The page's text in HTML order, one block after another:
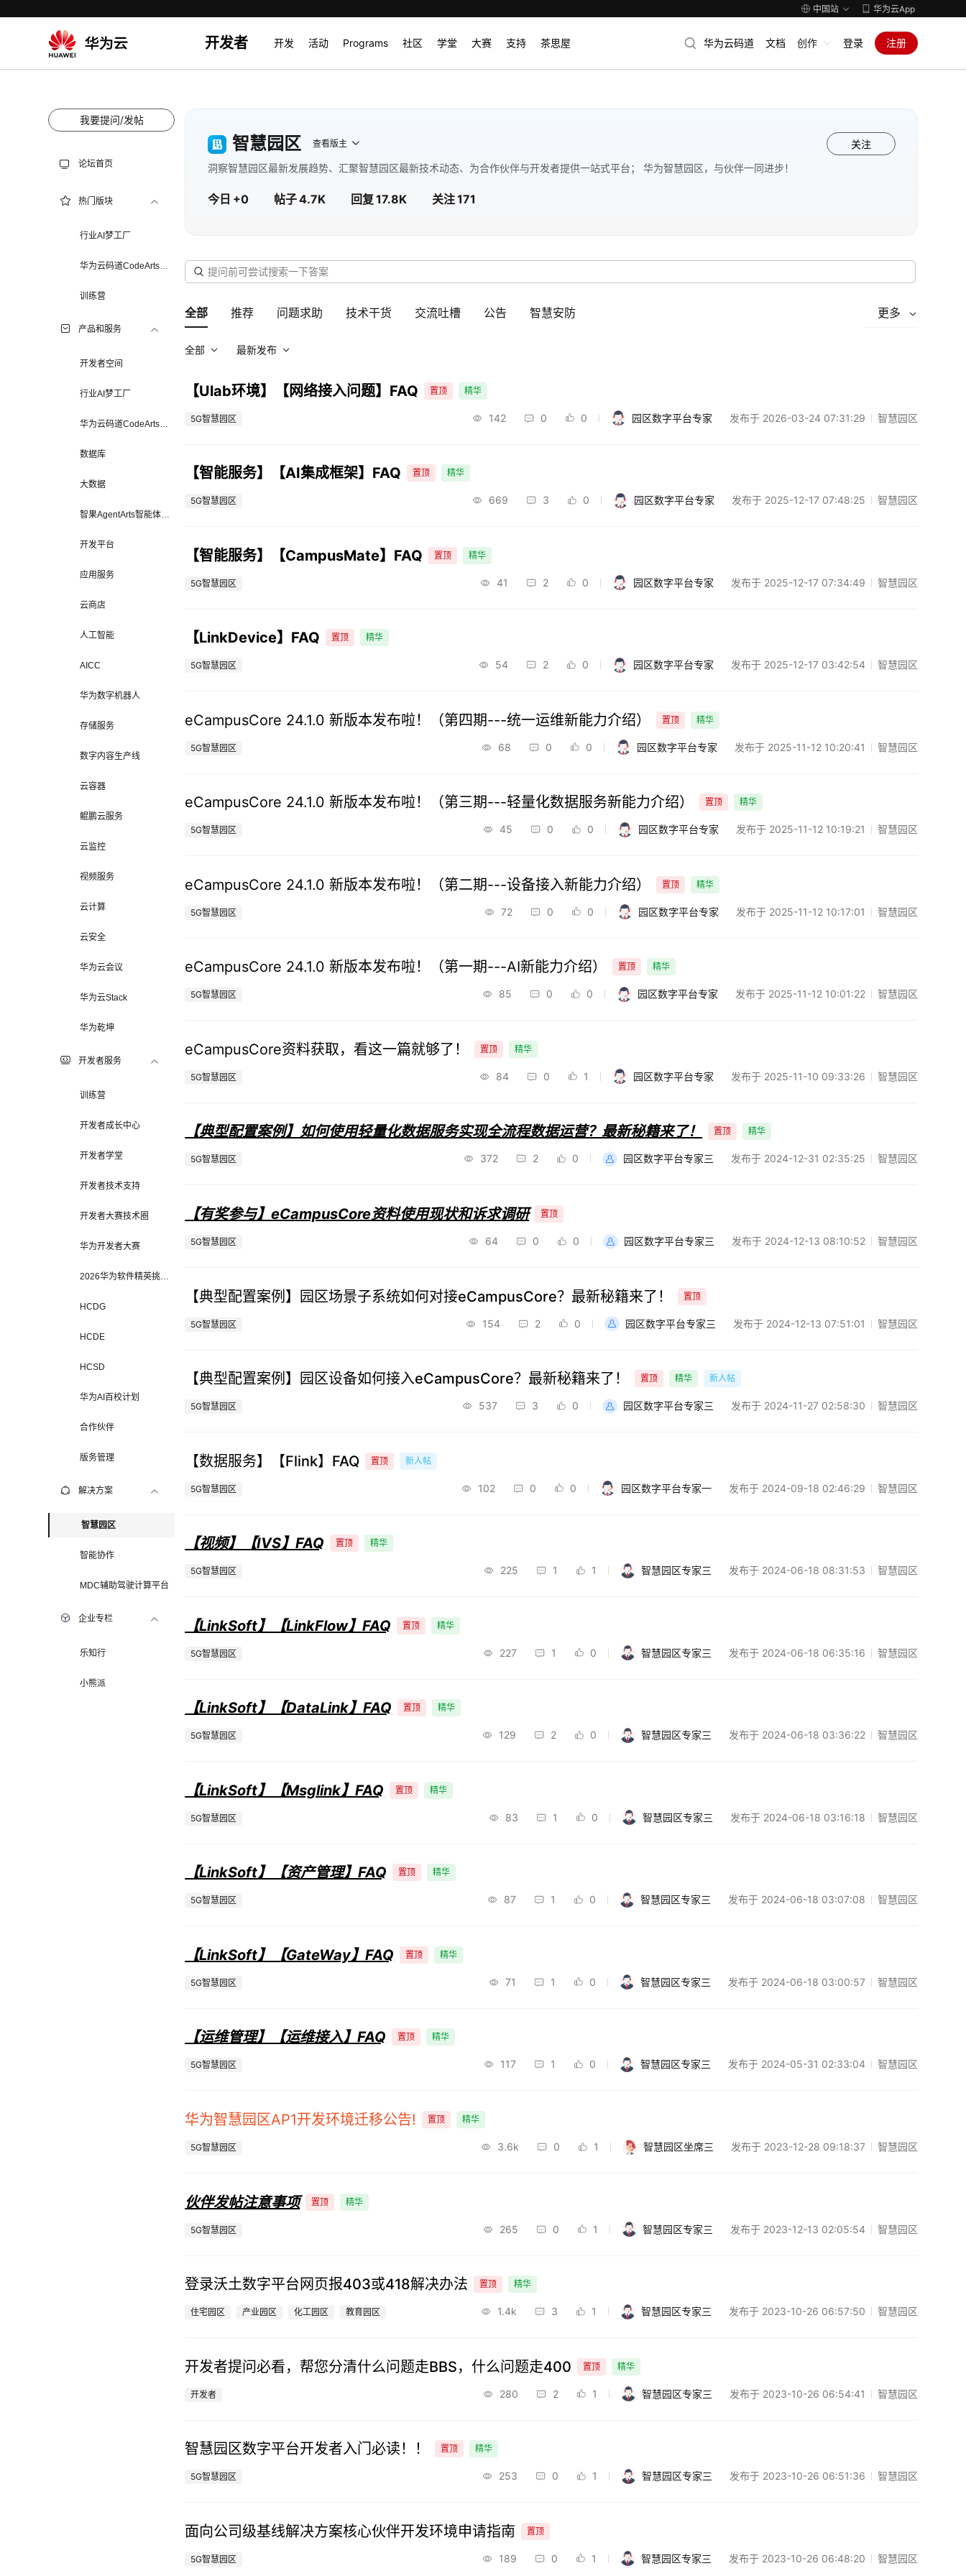
中国站 华为云App
开发者 开发 活动 Programs 社区 学堂 大赛 支持 茶思屋 华为云码道 文档 创作 登录 注册
我要提问/发帖
论坛首页
热门版块
行业AI梦工厂
华为云码道CodeArts代
训练营
产品和服务
开发者空间
行业AI梦工厂
华为云码道CodeArts代
数据库
大数据
智果AgentArts智能体平
开发平台
应用服务
云商店
人工智能
AICC
华为数字机器人
存储服务
数字内容生产线
云容器
鲲鹏云服务
云监控
视频服务
云计算
云安全
华为云会议
华为云Stack
华为乾坤
开发者服务
训练营
开发者成长中心
开发者学堂
开发者技术支持
开发者大赛技术圈
华为开发者大赛
2026华为软件精英挑战
HCDG
HCDE
HCSD
华为AI百校计划
合作伙伴
版务管理
解决方案
智慧园区
智能协作
MDC辅助驾驶计算平台
企业专栏
乐知行
小熊派
智慧园区 查看版主
关注
洞察智慧园区最新发展趋势、汇聚智慧园区最新技术动态、为合作伙伴与开发者提供一站式平台； 华为智慧园区，与伙伴一同进步！
今日 +0 帖子4.7K 回复 17.8K 关注171
全部 推荐 问题求助 技术干货 交流吐槽 公告 智慧安防 更多
全部 最新发布
【Ulab环境】【网络接入问题】FAQ 置顶 精华
5G智慧园区 142 0 0 园区数字平台专家 发布于 2026-03-24 07:31:29 智慧园区
【智能服务】【AI集成框架】FAQ 置顶 精华
5G智慧园区 669 3 0 园区数字平台专家 发布于 2025-12-17 07:48:25 智慧园区
【智能服务】【CampusMate】FAQ 置顶 精华
5G智慧园区 41 2 0 园区数字平台专家 发布于 2025-12-17 07:34:49 智慧园区
【LinkDevice】FAQ 置顶 精华
5G智慧园区 54 2 0 园区数字平台专家 发布于 2025-12-17 03:42:54 智慧园区
eCampusCore 24.1.0 新版本发布啦！（第四期---统一运维新能力介绍） 置顶 精华
5G智慧园区 68 0 0 园区数字平台专家 发布于 2025-11-12 10:20:41 智慧园区
eCampusCore 24.1.0 新版本发布啦！（第三期---轻量化数据服务新能力介绍） 置顶 精华
5G智慧园区 45 0 0 园区数字平台专家 发布于 2025-11-12 10:19:21 智慧园区
eCampusCore 24.1.0 新版本发布啦！（第二期---设备接入新能力介绍） 置顶 精华
5G智慧园区 72 0 0 园区数字平台专家 发布于 2025-11-12 10:17:01 智慧园区
eCampusCore 24.1.0 新版本发布啦！（第一期---AI新能力介绍） 置顶 精华
5G智慧园区 85 0 0 园区数字平台专家 发布于 2025-11-12 10:01:22 智慧园区
eCampusCore资料获取，看这一篇就够了！ 置顶 精华
5G智慧园区 84 0 1 园区数字平台专家 发布于 2025-11-10 09:33:26 智慧园区
【典型配置案例】如何使用轻量化数据服务实现全流程数据运营？最新秘籍来了！ 置顶 精华
5G智慧园区 372 2 0 园区数字平台专家三 发布于 2024-12-31 02:35:25 智慧园区
【有奖参与】eCampusCore资料使用现状和诉求调研 置顶
5G智慧园区 64 0 0 园区数字平台专家三 发布于 2024-12-13 08:10:52 智慧园区
【典型配置案例】园区场景子系统如何对接eCampusCore？最新秘籍来了！ 置顶
5G智慧园区 154 2 0 园区数字平台专家三 发布于 2024-12-13 07:51:01 智慧园区
【典型配置案例】园区设备如何接入eCampusCore？最新秘籍来了！ 置顶 精华 新人帖
5G智慧园区 537 3 0 园区数字平台专家三 发布于 2024-11-27 02:58:30 智慧园区
【数据服务】【Flink】FAQ 置顶 新人帖
5G智慧园区 102 0 0 园区数字平台专家一 发布于 2024-09-18 02:46:29 智慧园区
【视频】【IVS】FAQ 置顶 精华
5G智慧园区 225 1 1 智慧园区专家三 发布于 2024-06-18 08:31:53 智慧园区
【LinkSoft】【LinkFlow】FAQ 置顶 精华
5G智慧园区 227 1 0 智慧园区专家三 发布于 2024-06-18 06:35:16 智慧园区
【LinkSoft】【DataLink】FAQ 置顶 精华
5G智慧园区 129 2 0 智慧园区专家三 发布于 2024-06-18 03:36:22 智慧园区
【LinkSoft】【Msglink】FAQ 置顶 精华
5G智慧园区 83 1 0 智慧园区专家三 发布于 2024-06-18 03:16:18 智慧园区
【LinkSoft】【资产管理】FAQ 置顶 精华
5G智慧园区 87 1 0 智慧园区专家三 发布于 2024-06-18 03:07:08 智慧园区
【LinkSoft】【GateWay】FAQ 置顶 精华
5G智慧园区 71 1 0 智慧园区专家三 发布于 2024-06-18 03:00:57 智慧园区
【运维管理】【运维接入】FAQ 置顶 精华
5G智慧园区 117 1 0 智慧园区专家三 发布于 2024-05-31 02:33:04 智慧园区
华为智慧园区AP1开发环境迁移公告! 置顶 精华
5G智慧园区 3.6k 0 1 智慧园区坐席三 发布于 2023-12-28 09:18:37 智慧园区
伙伴发帖注意事项 置顶 精华
5G智慧园区 265 0 1 智慧园区专家三 发布于 2023-12-13 02:05:54 智慧园区
登录沃土数字平台网页报403或418解决办法 置顶 精华
住宅园区 产业园区 化工园区 教育园区 1.4k 3 1 智慧园区专家三 发布于 2023-10-26 06:57:50 智慧园区
开发者提问必看，帮您分清什么问题走BBS，什么问题走400 置顶 精华
开发者 280 2 1 智慧园区专家三 发布于 2023-10-26 06:54:41 智慧园区
智慧园区数字平台开发者入门必读！！ 置顶 精华
5G智慧园区 253 0 1 智慧园区专家三 发布于 2023-10-26 06:51:36 智慧园区
面向公司级基线解决方案核心伙伴开发环境申请指南 置顶
5G智慧园区 189 0 1 智慧园区专家三 发布于 2023-10-26 06:48:20 智慧园区